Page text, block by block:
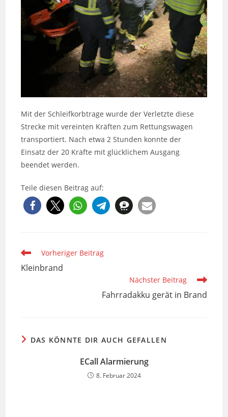
Mit der Schleifkorbtrage wurde der Verletzte diese
Strecke mit vereinten Kräften zum Rettungswagen
transportiert. Nach etwa 2 Stunden konnte der
Einsatz der 20 Kräfte mit glücklichem Ausgang
beendet werden.
Teile diesen Beitrag auf:
Weitere
Artikel
ansehen
Vorheriger Beitrag
Kleinbrand
Nächster Beitrag
Fahrradakku gerät in Brand
DAS KÖNNTE DIR AUCH GEFALLEN
ECall Alarmierung
8. Februar 2024